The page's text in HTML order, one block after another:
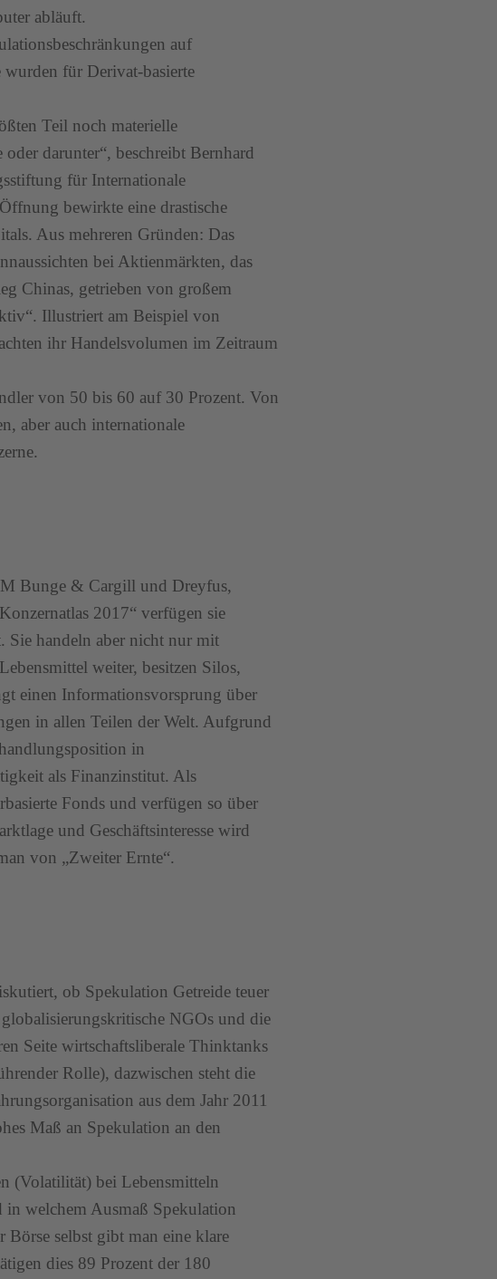
abläuft.
auf
für Derivat-basierte
Teil noch materielle
darunter“, beschreibt Bernhard
für Internationale
bewirkte eine drastische
Aus mehreren Gründen: Das
bei Aktienmärkten, das
Chinas, getrieben von großem
Illustriert am Beispiel von
ihr Handelsvolumen im Zeitraum
von 50 bis 60 auf 30 Prozent. Von
aber auch internationale
Bunge & Cargill und Dreyfus,
2017“ verfügen sie
Sie handeln aber nicht nur mit
weiter, besitzen Silos,
einen Informationsvorsprung über
in allen Teilen der Welt. Aufgrund
in
als Finanzinstitut. Als
Fonds und verfügen so über
und Geschäftsinteresse wird
von „Zweiter Ernte“.
ob Spekulation Getreide teuer
NGOs und die
Seite wirtschaftsliberale Thinktanks
Rolle), dazwischen steht die
aus dem Jahr 2011
Maß an Spekulation an den
(Volatilität) bei Lebensmitteln
welchem Ausmaß Spekulation
Börse selbst gibt man eine klare
dies 89 Prozent der 180